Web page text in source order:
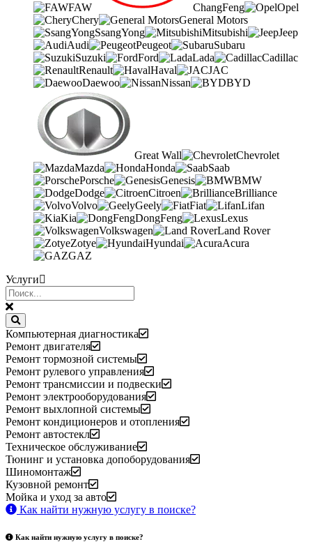
FAW ChangFeng
Opel
Chery
General Motors
SsangYong
Mitsubishi
Jeep
Audi
Peugeot
Subaru
Suzuki
Ford Lada
Cadillac
Renault
Haval
JAC
Daewoo
Nissan BYD
Great Wall
Chevrolet
Mazda
Honda
Saab
Porsche
Genesis
BMW
Dodge
Citroen
Brilliance
Volvo
Geely Fiat
Lifan
Kia
DongFeng
Lexus
Volkswagen
Land Rover
Zotye
Hyundai
Acura
GAZ
Услуги
Компьютерная диагностика
Ремонт двигателя
Ремонт тормозной системы
Ремонт рулевого управления
Ремонт трансмиссии и подвески
Ремонт электрооборудования
Ремонт выхлопной системы
Ремонт кондиционеров и отопления
Ремонт автостекл
Техническое обслуживание
Тюнинг и установка допоборудования
Шиномонтаж
Кузовной ремонт
Мойка и уход за авто
Как найти нужную услугу в поиске?
Как найти нужную услугу в поиске?